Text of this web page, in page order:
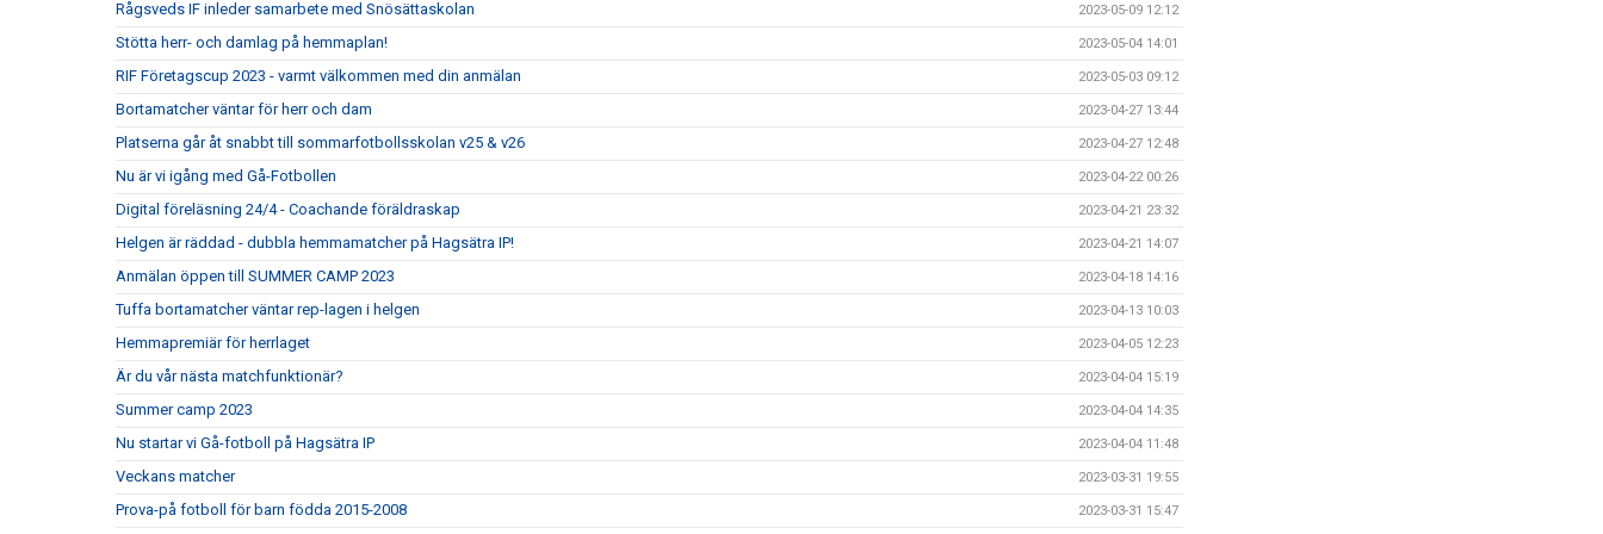
Rågsveds IF inleder samarbete med Snösättaskolan 2023-05-09 12:12
Stötta herr- och damlag på hemmaplan! 2023-05-04 14:01
RIF Företagscup 2023 - varmt välkommen med din anmälan 2023-05-03 09:12
Bortamatcher väntar för herr och dam 2023-04-27 13:44
Platserna går åt snabbt till sommarfotbollsskolan v25 & v26 2023-04-27 12:48
Nu är vi igång med Gå-Fotbollen 2023-04-22 00:26
Digital föreläsning 24/4 - Coachande föräldraskap 2023-04-21 23:32
Helgen är räddad - dubbla hemmamatcher på Hagsätra IP! 2023-04-21 14:07
Anmälan öppen till SUMMER CAMP 2023 2023-04-18 14:16
Tuffa bortamatcher väntar rep-lagen i helgen 2023-04-13 10:03
Hemmapremiär för herrlaget 2023-04-05 12:23
Är du vår nästa matchfunktionär? 2023-04-04 15:19
Summer camp 2023 2023-04-04 14:35
Nu startar vi Gå-fotboll på Hagsätra IP 2023-04-04 11:48
Veckans matcher 2023-03-31 19:55
Prova-på fotboll för barn födda 2015-2008 2023-03-31 15:47